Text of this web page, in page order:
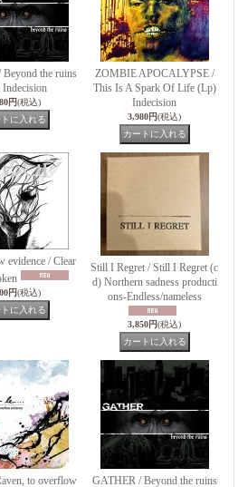
the ruins
円(税込)
ZOMBIE APOCALYPSE /
This Is A Spark Of Life (Lp)
Indecision
3,980円(税込)
evidence / Clear
円(税込)
Still I Regret / Still I Regret (c
d) Northern sadness producti
ons-Endless/nameless
3,850円(税込)
to overflow
GATHER / Beyond the ruins